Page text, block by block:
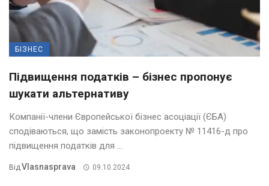
БІЗНЕС
Підвищення податків – бізнес пропонує
шукати альтернативу
Компанії-члени Європейської бізнес асоціації (ЄБА)
сподіваються, що замість законопроекту № 11416-д про
підвищення податків для ...
ВідVlasnasprava 09.10.2024